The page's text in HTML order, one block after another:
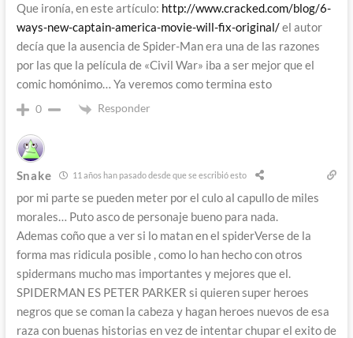
Que ironía, en este artículo: http://www.cracked.com/blog/6-
ways-new-captain-america-movie-will-fix-original/el autor
decía que la ausencia de Spider-Man era una de las razones
por las que la película de «Civil War» iba a ser mejor que el
comic homónimo… Ya veremos como termina esto
0 Responder
Snake 11 años han pasado desde que se escribió esto
por mi parte se pueden meter por el culo al capullo de miles
morales… Puto asco de personaje bueno para nada.
Ademas coño que a ver si lo matan en el spiderVerse de la
forma mas ridicula posible , como lo han hecho con otros
spidermans mucho mas importantes y mejores que el.
SPIDERMAN ES PETER PARKER si quieren super heroes
negros que se coman la cabeza y hagan heroes nuevos de esa
raza con buenas historias en vez de intentar chupar el exito de